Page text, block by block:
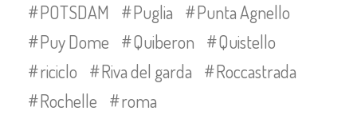
POTSDAM
Puglia
Punta Agnello
Puy Dome
Quiberon
Quistello
riciclo
Riva del garda
Roccastrada
Rochelle
roma